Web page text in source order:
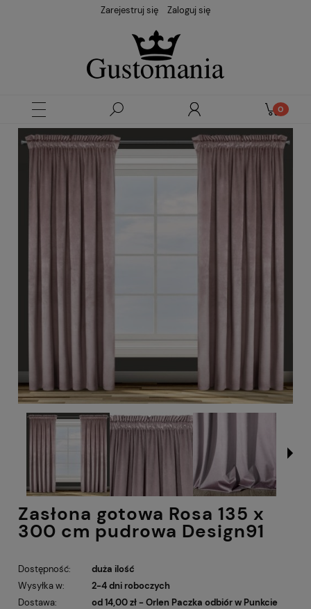
Zarejestruj się Zaloguj się
Zasłona gotowa Rosa 135 x
300 cm pudrowa Design91
Dostępność:
duża ilość
Wysyłka w:
2-4 dni roboczych
Dostawa:
od 14,00 zł - Orlen Paczka odbiór w Punkcie